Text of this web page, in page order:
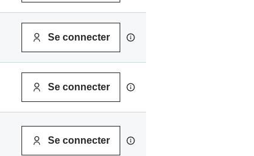
Se connecter
Se connecter
Se connecter